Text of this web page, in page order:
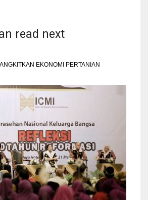
read next
EKONOMI PERTANIAN